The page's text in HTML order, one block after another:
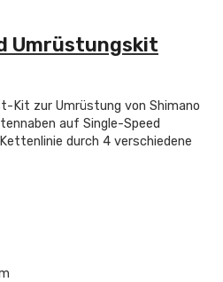
Umrüstungskit
Kit zur Umrüstung von Shimano
auf Single-Speed
durch 4 verschiedene